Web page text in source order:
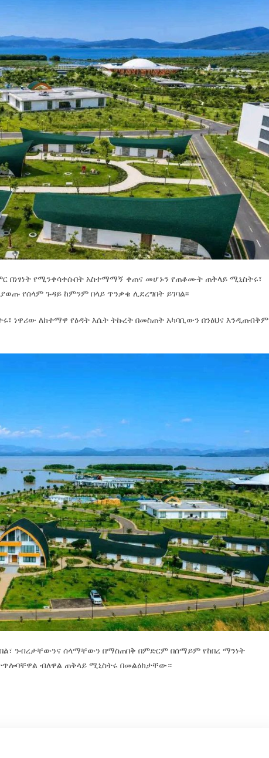
በነፃነት የሚንቀሳቀሱበት አስተማማኝ ቀጠና መሆኑን የጠቆሙት ጠቅላይ ሚኒስትሩ፣
የሰላም ጉዳይ ከምንም በላይ ጥንቃቄ ሊደረግበት ይገባል፡፡
ነዋሪው ለከተማዋ የፅዳት እሴት ትኩረት በመስጠት አካባቢውን በንፅህና እንዲጠብቅም
ንብረታቸውንና ሰላማቸውን በማስጠበቅ በምድርም በሰማይም የከበረ ማንነት
ብለዋል ጠቅላይ ሚኒስትሩ በመልዕክታቸው።